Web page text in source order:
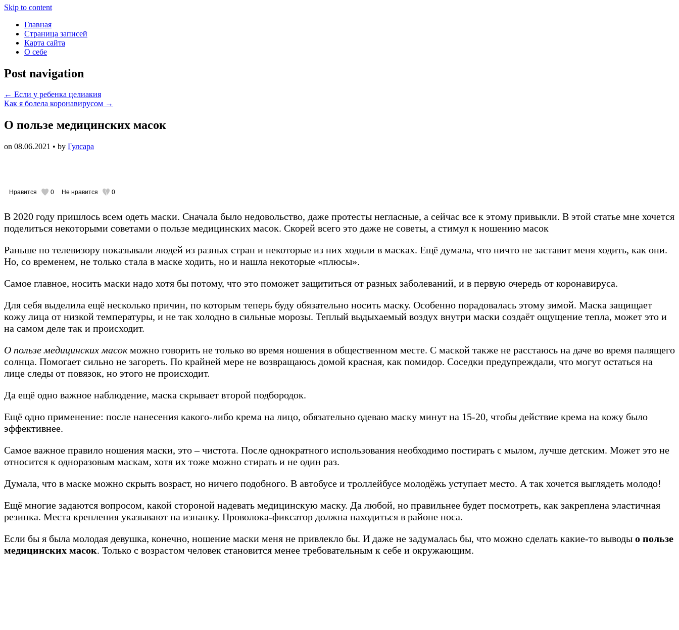
Skip to content
Главная
Страница записей
Карта сайта
О себе
Post navigation
← Если у ребенка целиакия
Как я болела коронавирусом →
О пользе медицинских масок
on 08.06.2021 • by Гулсара
Нравится 0 Не нравится 0
В 2020 году пришлось всем одеть маски. Сначала было недовольство, даже протесты негласные, а сейчас все к этому привыкли. В этой статье мне хочется
поделиться некоторыми советами о пользе медицинских масок. Скорей всего это даже не советы, а стимул к ношению масок
Раньше по телевизору показывали людей из разных стран и некоторые из них ходили в масках. Ещё думала, что ничто не заставит меня ходить, как они.
Но, со временем, не только стала в маске ходить, но и нашла некоторые «плюсы».
Самое главное, носить маски надо хотя бы потому, что это поможет защититься от разных заболеваний, и в первую очередь от коронавируса.
Для себя выделила ещё несколько причин, по которым теперь буду обязательно носить маску. Особенно порадовалась этому зимой. Маска защищает
кожу лица от низкой температуры, и не так холодно в сильные морозы. Теплый выдыхаемый воздух внутри маски создаёт ощущение тепла, может это и
на самом деле так и происходит.
О пользе медицинских масокможно говорить не только во время ношения в общественном месте. С маской также не расстаюсь на даче во время палящего
солнца. Помогает сильно не загореть. По крайней мере не возвращаюсь домой красная, как помидор. Соседки предупреждали, что могут остаться на
лице следы от повязок, но этого не происходит.
Да ещё одно важное наблюдение, маска скрывает второй подбородок.
Ещё одно применение: после нанесения какого-либо крема на лицо, обязательно одеваю маску минут на 15-20, чтобы действие крема на кожу было
эффективнее.
Самое важное правило ношения маски, это – чистота. После однократного использования необходимо постирать с мылом, лучше детским. Может это не
относится к одноразовым маскам, хотя их тоже можно стирать и не один раз.
Думала, что в маске можно скрыть возраст, но ничего подобного. В автобусе и троллейбусе молодёжь уступает место. А так хочется выглядеть молодо!
Ещё многие задаются вопросом, какой стороной надевать медицинскую маску. Да любой, но правильнее будет посмотреть, как закреплена эластичная
резинка. Места крепления указывают на изнанку. Проволока-фиксатор должна находиться в районе носа.
Если бы я была молодая девушка, конечно, ношение маски меня не привлекло бы. И даже не задумалась бы, что можно сделать какие-то выводы о пользе
медицинских масок. Только с возрастом человек становится менее требовательным к себе и окружающим.